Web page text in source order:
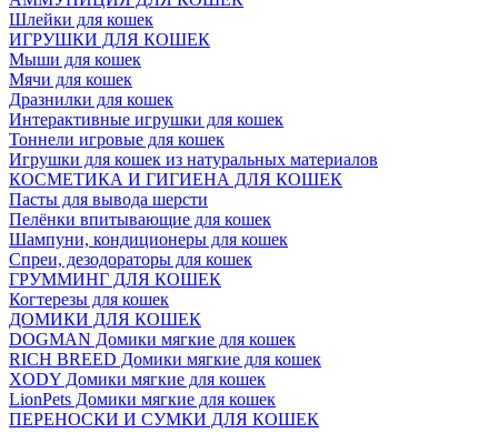
Шлейки для кошек
ИГРУШКИ ДЛЯ КОШЕК
Мыши для кошек
Мячи для кошек
Дразнилки для кошек
Интерактивные игрушки для кошек
Тоннели игровые для кошек
Игрушки для кошек из натуральных материалов
КОСМЕТИКА И ГИГИЕНА ДЛЯ КОШЕК
Пасты для вывода шерсти
Пелёнки впитывающие для кошек
Шампуни, кондиционеры для кошек
Спреи, дезодораторы для кошек
ГРУММИНГ ДЛЯ КОШЕК
Когтерезы для кошек
ДОМИКИ ДЛЯ КОШЕК
DOGMAN Домики мягкие для кошек
RICH BREED Домики мягкие для кошек
XODY Домики мягкие для кошек
LionPets Домики мягкие для кошек
ПЕРЕНОСКИ И СУМКИ ДЛЯ КОШЕК